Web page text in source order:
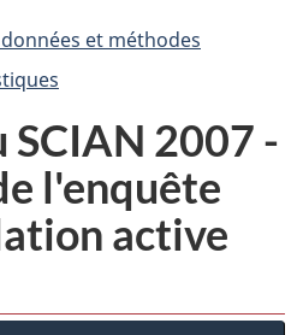
et méthodes
2007 -
l'enquête
active